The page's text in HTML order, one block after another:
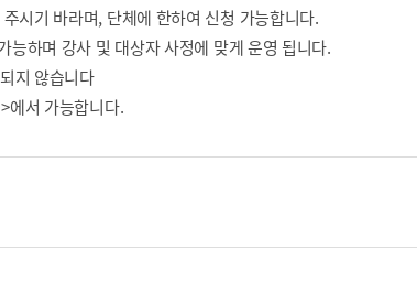
시기 바라며, 단체에 한하여 신청 가능합니다.
하며 강사 및 대상자 사정에 맞게 운영 됩니다.
지 않습니다
에서 가능합니다.